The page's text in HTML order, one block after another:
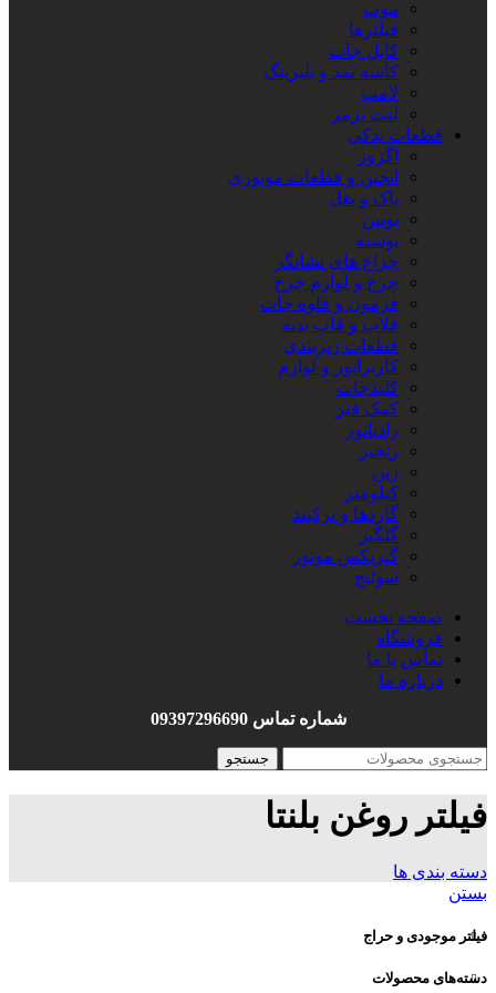
تیوپ
فیلترها
کابل جات
کاسه نمد و بلبرینگ
لامپ
لنت ترمز
قطعات یدکی
اگزوز
انجین و قطعات موتوری
باک و بغل
بوبین
پوسته
چراغ های نشانگر
چرخ و لوازم چرخ
فرمون و قلوه جات
فلاپ و قاب بدنه
قطعات زیربندی
کاربراتور و لوازم
کلیدجات
کمک فنر
رادیاتور
زنجیر
زین
کیلومتر
گاردها و ترکبند
گلگیر
گیربکس موتور
سوئیچ
هندل
واشربندی
صفحه نخست
فروشگاه
تماس با ما
درباره ما
شماره تماس 09397296690
جستجو
فیلتر روغن بلنتا
دسته بندی ها
بستن
فیلتر موجودی و حراج
دسته‌های محصولات